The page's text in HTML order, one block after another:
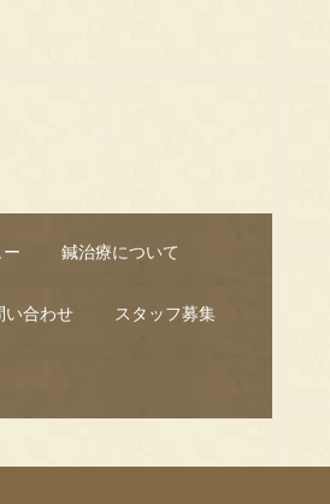
鍼治療について
い合わせ スタッフ募集